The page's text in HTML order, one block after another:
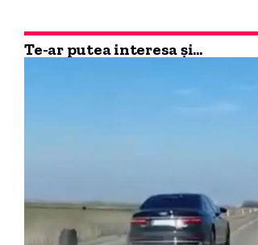
Te-ar putea interesa și...